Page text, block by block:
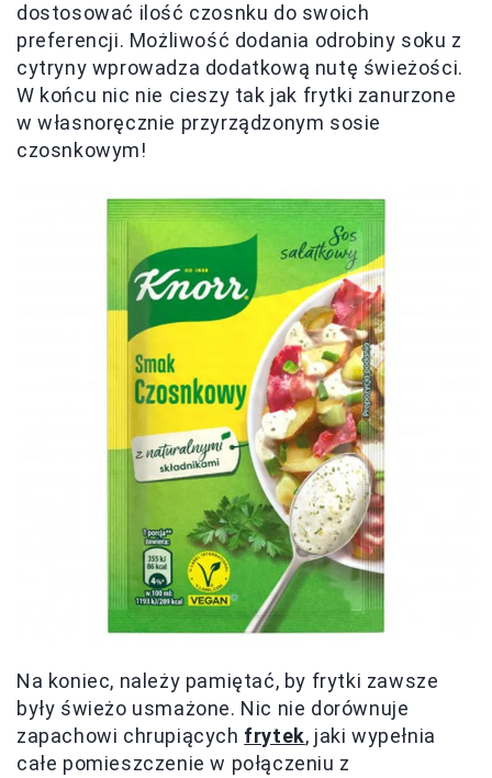
dostosować ilość czosnku do swoich
preferencji. Możliwość dodania odrobiny soku z
cytryny wprowadza dodatkową nutę świeżości.
W końcu nic nie cieszy tak jak frytki zanurzone
w własnoręcznie przyrządzonym sosie
czosnkowym!
Na koniec, należy pamiętać, by frytki zawsze
były świeżo usmażone. Nic nie dorównuje
zapachowi chrupiących frytek, jaki wypełnia
całe pomieszczenie w połączeniu z